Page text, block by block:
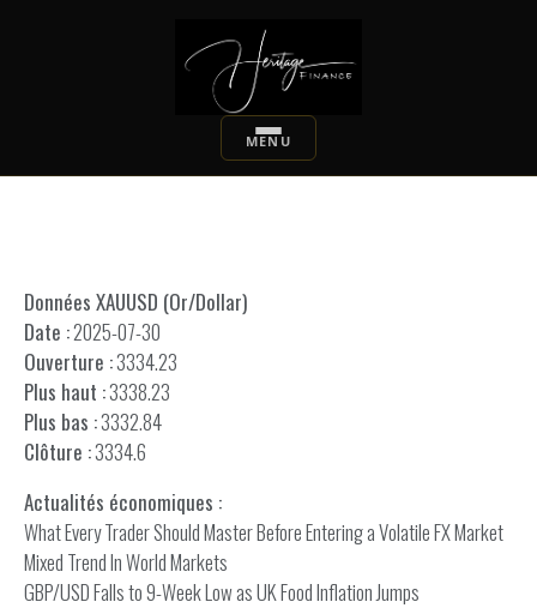
Données XAUUSD (Or/Dollar)
Date :2025-07-30
Ouverture :3334.23
Plus haut :3338.23
Plus bas :3332.84
Clôture :3334.6
Actualités économiques :
What Every Trader Should Master Before Entering a Volatile FX Market
Mixed Trend In World Markets
GBP/USD Falls to 9-Week Low as UK Food Inflation Jumps